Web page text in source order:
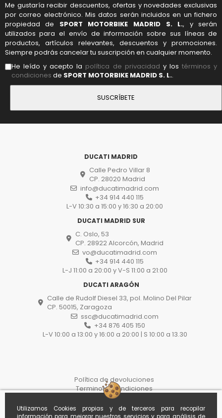
Utilizamos Cookies propias y de terceros para recopilar
Me gustaría recibir descuentos, ofertas y novedades exclusivas
por correo electrónico. Mis datos serán incluidos en un fichero
propiedad de SPORT MOTORBIKE MADRID S. L., y serán
utilizados para el envío de información sobre sus líneas de
productos, artículos relevantes, descuentos y promociones.
Siempre podrás cancelar tu suscripción en cualquier momento.
He leído y acepto la política de privacidad y lostérminos y
condiciones de SPORT MOTORBIKE MADRID S. L..
DUCATI MADRID
Calle Pedro Villar 8
CP. 28020 Madrid
info@ducatimadrid.com
+34 914 440 115
L-V 10:30 a 15:00 y 16:30 a 20:00
DUCATI MADRID SUR
C. Oslo, 53
CP. 28922 Alcorcón, Madrid
vo@ducatimadrid.com
+34 914 440 115
L-J 11:00 a 20:00 y V-S 11:00 a 21:00
DUCATI ARAGÓN
Calle de Rudolf Diesel 33, pol. Molino Del Pilar
CP. 50015, Zaragoza
ssc@ducatimadrid.com
+34 876 405 150
L-V 10:00 a 13:00 y 16:00 a 20:00 | S 10:00 a 13.30
Política de devoluciones
Terminos y condiciones
Protección de datos
Proceso de compra
Politica de cookies